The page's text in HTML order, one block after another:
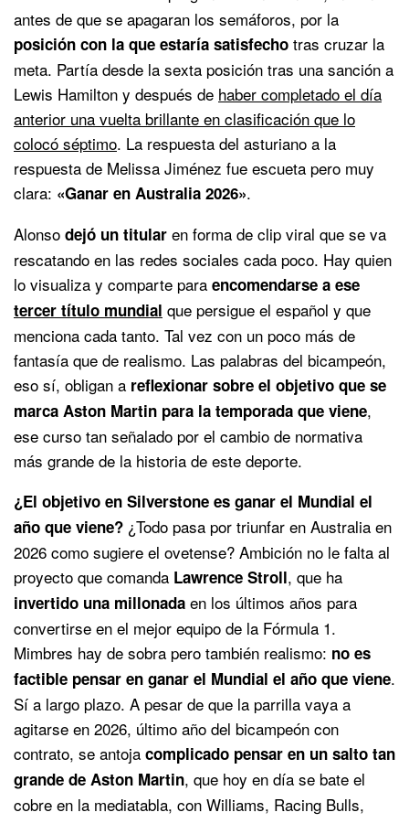
antes de que se apagaran los semáforos, por la
posición con la que estaría satisfecho tras cruzar la
meta. Partía desde la sexta posición tras una sanción a
Lewis Hamilton y después de haber completado el día
anterior una vuelta brillante en clasificación que lo
colocó séptimo. La respuesta del asturiano a la
respuesta de Melissa Jiménez fue escueta pero muy
clara: «Ganar en Australia 2026».
Alonso dejó un titular en forma de clip viral que se va
rescatando en las redes sociales cada poco. Hay quien
lo visualiza y comparte para encomendarse a ese
tercer título mundial que persigue el español y que
menciona cada tanto. Tal vez con un poco más de
fantasía que de realismo. Las palabras del bicampeón,
eso sí, obligan a reflexionar sobre el objetivo que se
marca Aston Martin para la temporada que viene,
ese curso tan señalado por el cambio de normativa
más grande de la historia de este deporte.
¿El objetivo en Silverstone es ganar el Mundial el
año que viene? ¿Todo pasa por triunfar en Australia en
2026 como sugiere el ovetense? Ambición no le falta al
proyecto que comanda Lawrence Stroll, que ha
invertido una millonada en los últimos años para
convertirse en el mejor equipo de la Fórmula 1.
Mimbres hay de sobra pero también realismo: no es
factible pensar en ganar el Mundial el año que viene.
Sí a largo plazo. A pesar de que la parrilla vaya a
agitarse en 2026, último año del bicampeón con
contrato, se antoja complicado pensar en un salto tan
grande de Aston Martin, que hoy en día se bate el
cobre en la mediatabla, con Williams, Racing Bulls,